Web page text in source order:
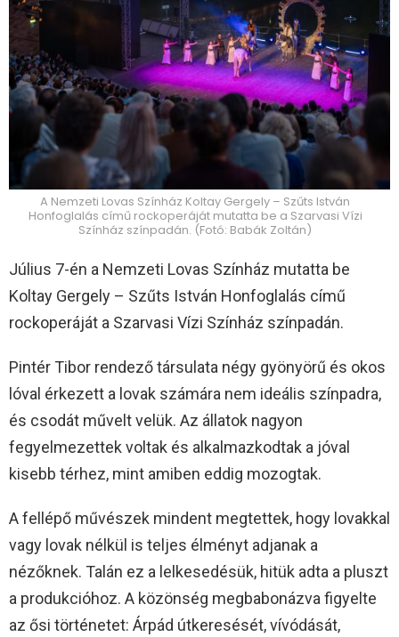
A Nemzeti Lovas Színház Koltay Gergely – Szűts István
Honfoglalás című rockoperáját mutatta be a Szarvasi Vízi
Színház színpadán. (Fotó: Babák Zoltán)
Július 7-én a Nemzeti Lovas Színház mutatta be
Koltay Gergely – Szűts István Honfoglalás című
rockoperáját a Szarvasi Vízi Színház színpadán.
Pintér Tibor rendező társulata négy gyönyörű és okos
lóval érkezett a lovak számára nem ideális színpadra,
és csodát művelt velük. Az állatok nagyon
fegyelmezettek voltak és alkalmazkodtak a jóval
kisebb térhez, mint amiben eddig mozogtak.
A fellépő művészek mindent megtettek, hogy lovakkal
vagy lovak nélkül is teljes élményt adjanak a
nézőknek. Talán ez a lelkesedésük, hitük adta a pluszt
a produkcióhoz. A közönség megbabonázva figyelte
az ősi történetet: Árpád útkeresését, vívódását,